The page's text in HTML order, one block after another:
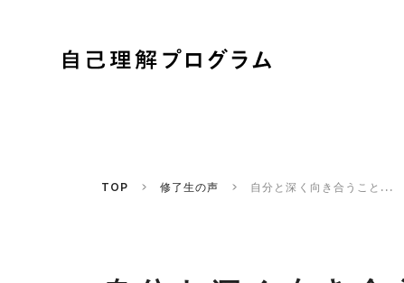
TOP 修了生の声 自分と深く向き合うこと...